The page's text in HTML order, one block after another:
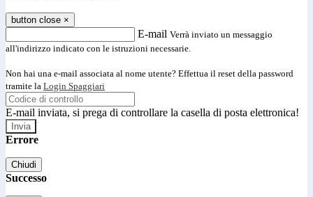
button close ×
E-mail Verrà inviato un messaggio
all'indirizzo indicato con le istruzioni necessarie.
Non hai una e-mail associata al nome utente? Effettua il reset della password
tramite la Login Spaggiari
E-mail inviata, si prega di controllare la casella di posta elettronica!
Errore
Chiudi
Successo